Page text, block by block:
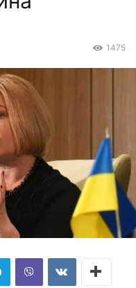
1475